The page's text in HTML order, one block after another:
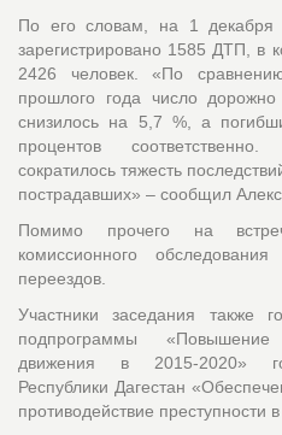
По его словам, на 1 декабря
зарегистрировано 1585 ДТП, в
2426 человек. «По
прошлого года число дорожно
снизилось на 5,7 %, а
процентов
сократилось тяжесть
пострадавших» – сообщил
Помимо прочего на
комиссионного
переездов.
Участники заседания также
подпрограммы «Повышение
движения в 2015-2020»
Республики Дагестан
противодействие преступности